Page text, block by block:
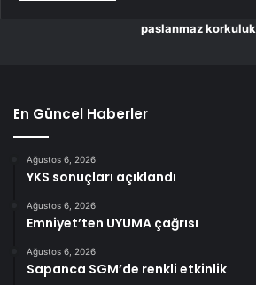
paslanmaz korkuluk
En Güncel Haberler
Ağustos 6, 2026
YKS sonuçları açıklandı
Ağustos 6, 2026
Emniyet’ten UYUMA çağrısı
Ağustos 6, 2026
Sapanca SGM’de renkli etkinlik